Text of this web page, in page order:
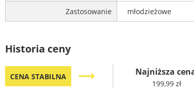
Zastosowanie młodzieżowe
Historia ceny
CENA STABILNA trending_flat Najniższa
199,99 zł